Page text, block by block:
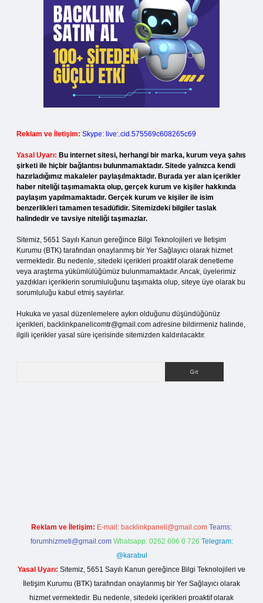
Reklam ve İletişim: Skype: live:.cid.575569c608265c69
Yasal Uyarı: Bu internet sitesi, herhangi bir marka, kurum veya şahıs
şirketi ile hiçbir bağlantısı bulunmamaktadır. Sitede yalnızca kendi
hazırladığımız makaleler paylaşılmaktadır. Burada yer alan içerikler
haber niteliği taşımamakta olup, gerçek kurum ve kişiler hakkında
paylaşım yapılmamaktadır. Gerçek kurum ve kişiler ile isim
benzerlikleri tamamen tesadüfidir. Sitemizdeki bilgiler taslak
halindedir ve tavsiye niteliği taşımazlar.
Sitemiz, 5651 Sayılı Kanun gereğince Bilgi Teknolojileri ve İletişim
Kurumu (BTK) tarafından onaylanmış bir Yer Sağlayıcı olarak hizmet
vermektedir. Bu nedenle, sitedeki içerikleri proaktif olarak denetleme
veya araştırma yükümlülüğümüz bulunmamaktadır. Ancak, üyelerimiz
yazdıkları içeriklerin sorumluluğunu taşımakta olup, siteye üye olarak bu
sorumluluğu kabul etmiş sayılırlar.
Hukuka ve yasal düzenlemelere aykırı olduğunu düşündüğünüz
içerikleri, backlinkpanelicomtr@gmail.com adresine bildirmeniz halinde,
ilgili içerikler yasal süre içerisinde sitemizden kaldırılacaktır.
Reklam ve İletişim: E-mail: backlinkpaneli@gmail.com Teams:
forumhizmeti@gmail.com Whatsapp: 0262 606 0 726 Telegram:
@karabul
Yasal Uyarı: Sitemiz, 5651 Sayılı Kanun gereğince Bilgi Teknolojileri ve
İletişim Kurumu (BTK) tarafından onaylanmış bir Yer Sağlayıcı olarak
hizmet vermektedir. Bu nedenle, sitedeki içerikleri proaktif olarak